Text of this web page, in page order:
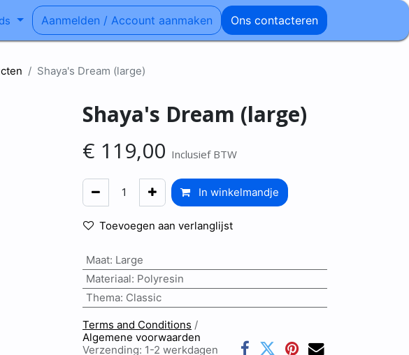
Aanmelden / Account aanmaken Ons contacteren
Shaya's Dream (large)
Shaya's Dream (large)
€ 119,00 Inclusief BTW
In winkelmandje
Toevoegen aan verlanglijst
Maat: Large
Materiaal: Polyresin
Thema: Classic
Terms and Conditions /
Algemene voorwaarden
Verzending: 1-2 werkdagen